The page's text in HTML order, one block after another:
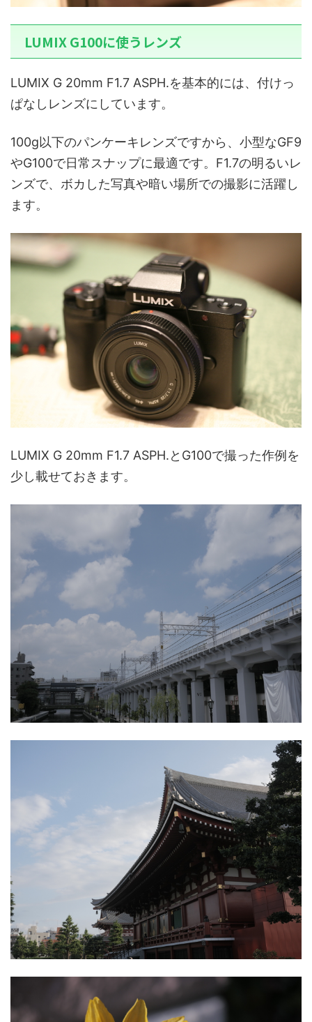
LUMIX G100に使うレンズ
LUMIX G 20mm F1.7 ASPH.を基本的には、付けっ
ぱなしレンズにしています。
100g以下のパンケーキレンズですから、小型なGF9
やG100で日常スナップに最適です。F1.7の明るいレ
ンズで、ボカした写真や暗い場所での撮影に活躍し
ます。
LUMIX G 20mm F1.7 ASPH.とG100で撮った作例を
少し載せておきます。